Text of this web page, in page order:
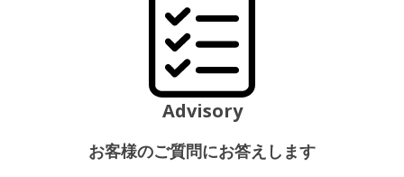
Advisory
お客様のご質問にお答えします